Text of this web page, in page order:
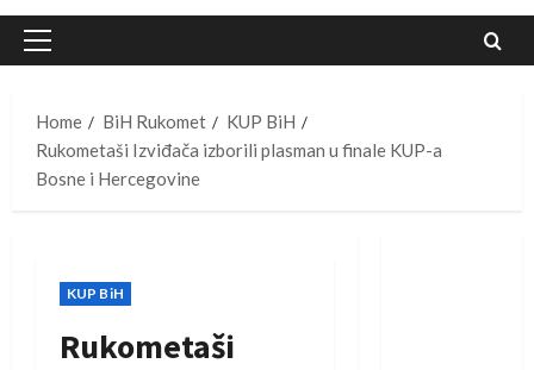
Primary
Home
BiH Rukomet
KUP BiH
Rukometaši Izviđača izborili plasman u finale KUP-a
Bosne i Hercegovine
KUP BiH
Rukometaši